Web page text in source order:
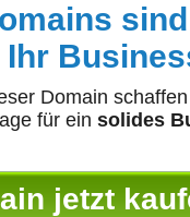
Domain
für ein solides
jetzt